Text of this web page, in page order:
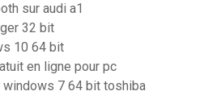
sur audi a1
32 bit
10 64 bit
en ligne pour pc
7 64 bit toshiba